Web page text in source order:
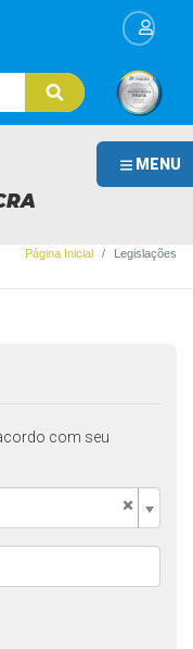
MENU
Página Inicial Legislações
com seu
×